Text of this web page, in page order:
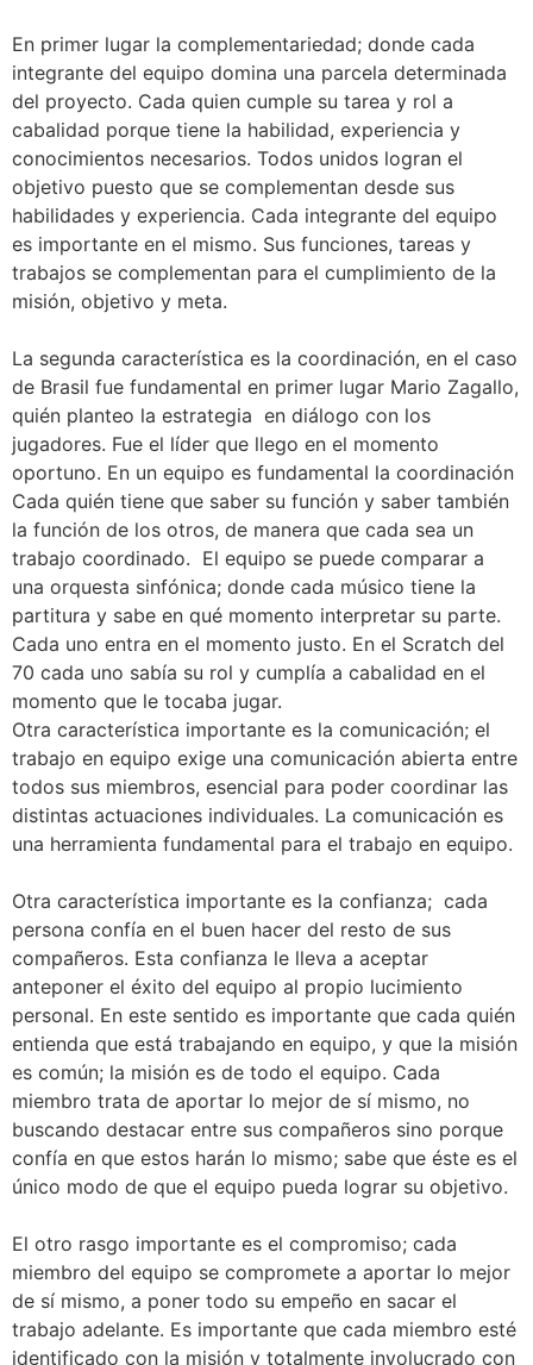
En primer lugar la complementariedad; donde cada
integrante del equipo domina una parcela determinada
del proyecto. Cada quien cumple su tarea y rol a
cabalidad porque tiene la habilidad, experiencia y
conocimientos necesarios. Todos unidos logran el
objetivo puesto que se complementan desde sus
habilidades y experiencia. Cada integrante del equipo
es importante en el mismo. Sus funciones, tareas y
trabajos se complementan para el cumplimiento de la
misión, objetivo y meta.
La segunda característica es la coordinación, en el caso
de Brasil fue fundamental en primer lugar Mario Zagallo,
quién planteo la estrategia en diálogo con los
jugadores. Fue el líder que llego en el momento
oportuno. En un equipo es fundamental la coordinación
Cada quién tiene que saber su función y saber también
la función de los otros, de manera que cada sea un
trabajo coordinado. El equipo se puede comparar a
una orquesta sinfónica; donde cada músico tiene la
partitura y sabe en qué momento interpretar su parte.
Cada uno entra en el momento justo. En el Scratch del
70 cada uno sabía su rol y cumplía a cabalidad en el
momento que le tocaba jugar.
Otra característica importante es la comunicación; el
trabajo en equipo exige una comunicación abierta entre
todos sus miembros, esencial para poder coordinar las
distintas actuaciones individuales. La comunicación es
una herramienta fundamental para el trabajo en equipo.
Otra característica importante es la confianza; cada
persona confía en el buen hacer del resto de sus
compañeros. Esta confianza le lleva a aceptar
anteponer el éxito del equipo al propio lucimiento
personal. En este sentido es importante que cada quién
entienda que está trabajando en equipo, y que la misión
es común; la misión es de todo el equipo. Cada
miembro trata de aportar lo mejor de sí mismo, no
buscando destacar entre sus compañeros sino porque
confía en que estos harán lo mismo; sabe que éste es el
único modo de que el equipo pueda lograr su objetivo.
El otro rasgo importante es el compromiso; cada
miembro del equipo se compromete a aportar lo mejor
de sí mismo, a poner todo su empeño en sacar el
trabajo adelante. Es importante que cada miembro esté
identificado con la misión y totalmente involucrado con